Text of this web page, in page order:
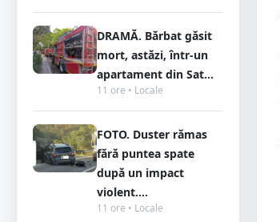
DRAMĂ. Bărbat găsit
mort, astăzi, într-un
apartament din Sat...
11 ore • Locale
FOTO. Duster rămas
fără puntea spate
după un impact
violent....
11 ore • Locale